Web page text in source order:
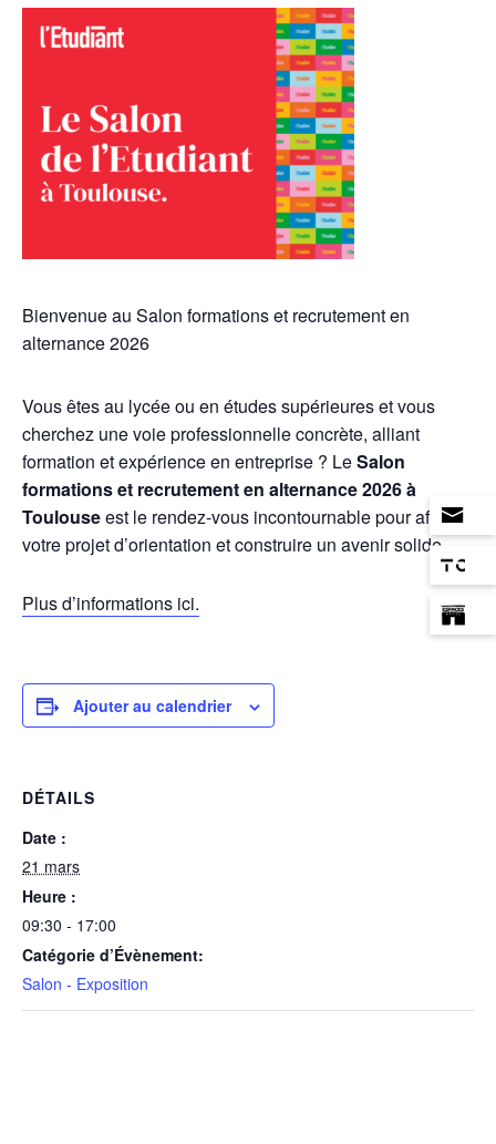
Bienvenue au Salon formations et recrutement en
alternance 2026
Vous êtes au lycée ou en études supérieures et vous
cherchez une voie professionnelle concrète, alliant
formation et expérience en entreprise ? LeSalon
formations et recrutement en alternance 2026 à
Toulouseest le rendez-vous incontournable pour affiner
votre projet d’orientation et construire un avenir solide.
Plus d’informations ici.
Ajouter au calendrier
DÉTAILS
Date :
21 mars
Heure :
09:30 - 17:00
Catégorie d’Évènement:
Salon - Exposition